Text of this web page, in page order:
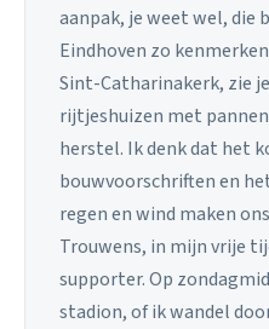
aanpak, je weet wel, die
Eindhoven zo
Sint-Catharinakerk, zie
rijtjeshuizen met
herstel. Ik denk dat het
bouwvoorschriften en
regen en wind maken
Trouwens, in mijn vrije
supporter. Op
stadion, of ik wandel